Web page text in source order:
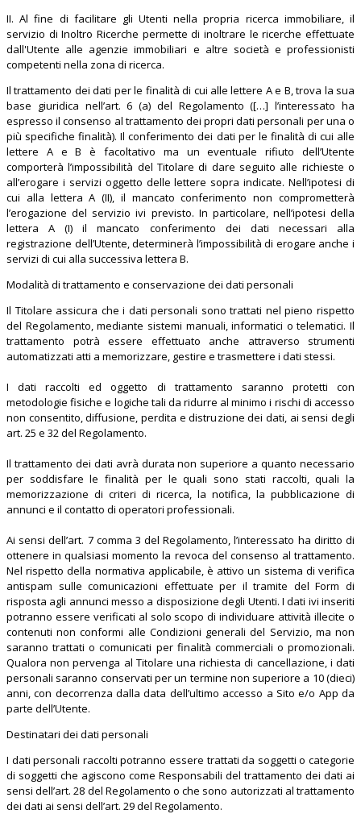
II. Al fine di facilitare gli Utenti nella propria ricerca immobiliare, il
servizio di Inoltro Ricerche permette di inoltrare le ricerche effettuate
dall'Utente alle agenzie immobiliari e altre società e professionisti
competenti nella zona di ricerca.
Il trattamento dei dati per le finalità di cui alle lettere A e B, trova la sua
base giuridica nell’art. 6 (a) del Regolamento ([…] l’interessato ha
espresso il consenso al trattamento dei propri dati personali per una o
più specifiche finalità). Il conferimento dei dati per le finalità di cui alle
lettere A e B è facoltativo ma un eventuale rifiuto dell’Utente
comporterà l’impossibilità del Titolare di dare seguito alle richieste o
all’erogare i servizi oggetto delle lettere sopra indicate. Nell’ipotesi di
cui alla lettera A (II), il mancato conferimento non comprometterà
l’erogazione del servizio ivi previsto. In particolare, nell’ipotesi della
lettera A (I) il mancato conferimento dei dati necessari alla
registrazione dell’Utente, determinerà l’impossibilità di erogare anche i
servizi di cui alla successiva lettera B.
Modalità di trattamento e conservazione dei dati personali
Il Titolare assicura che i dati personali sono trattati nel pieno rispetto
del Regolamento, mediante sistemi manuali, informatici o telematici. Il
trattamento potrà essere effettuato anche attraverso strumenti
automatizzati atti a memorizzare, gestire e trasmettere i dati stessi.
I dati raccolti ed oggetto di trattamento saranno protetti con
metodologie fisiche e logiche tali da ridurre al minimo i rischi di accesso
non consentito, diffusione, perdita e distruzione dei dati, ai sensi degli
art. 25 e 32 del Regolamento.
Il trattamento dei dati avrà durata non superiore a quanto necessario
per soddisfare le finalità per le quali sono stati raccolti, quali la
memorizzazione di criteri di ricerca, la notifica, la pubblicazione di
annunci e il contatto di operatori professionali.
Ai sensi dell’art. 7 comma 3 del Regolamento, l’interessato ha diritto di
ottenere in qualsiasi momento la revoca del consenso al trattamento.
Nel rispetto della normativa applicabile, è attivo un sistema di verifica
antispam sulle comunicazioni effettuate per il tramite del Form di
risposta agli annunci messo a disposizione degli Utenti. I dati ivi inseriti
potranno essere verificati al solo scopo di individuare attività illecite o
contenuti non conformi alle Condizioni generali del Servizio, ma non
saranno trattati o comunicati per finalità commerciali o promozionali.
Qualora non pervenga al Titolare una richiesta di cancellazione, i dati
personali saranno conservati per un termine non superiore a 10 (dieci)
anni, con decorrenza dalla data dell’ultimo accesso a Sito e/o App da
parte dell’Utente.
Destinatari dei dati personali
I dati personali raccolti potranno essere trattati da soggetti o categorie
di soggetti che agiscono come Responsabili del trattamento dei dati ai
sensi dell’art. 28 del Regolamento o che sono autorizzati al trattamento
dei dati ai sensi dell’art. 29 del Regolamento.